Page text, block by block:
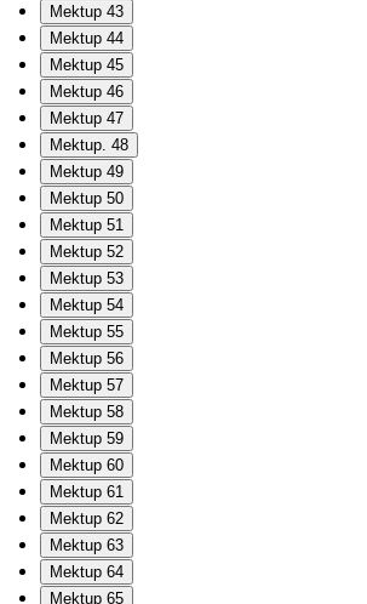
Mektup 43
Mektup 44
Mektup 45
Mektup 46
Mektup 47
Mektup. 48
Mektup 49
Mektup 50
Mektup 51
Mektup 52
Mektup 53
Mektup 54
Mektup 55
Mektup 56
Mektup 57
Mektup 58
Mektup 59
Mektup 60
Mektup 61
Mektup 62
Mektup 63
Mektup 64
Mektup 65